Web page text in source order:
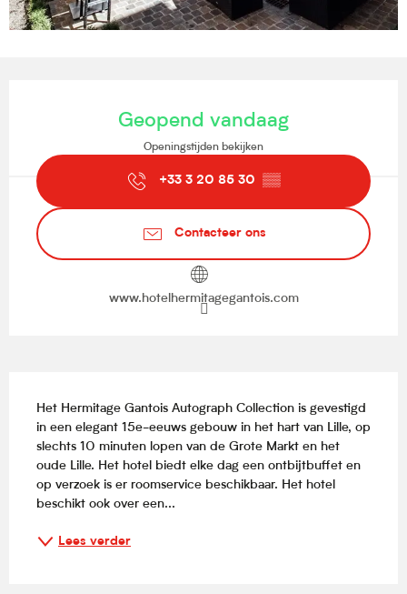
Geopend vandaag
Openingstijden bekijken
+33 3 20 85 30 ▒▒
Contacteer ons
www.hotelhermitagegantois.com
Het Hermitage Gantois Autograph Collection is gevestigd
in een elegant 15e-eeuws gebouw in het hart van Lille, op
slechts 10 minuten lopen van de Grote Markt en het
oude Lille. Het hotel biedt elke dag een ontbijtbuffet en
op verzoek is er roomservice beschikbaar. Het hotel
beschikt ook over een...
Lees verder